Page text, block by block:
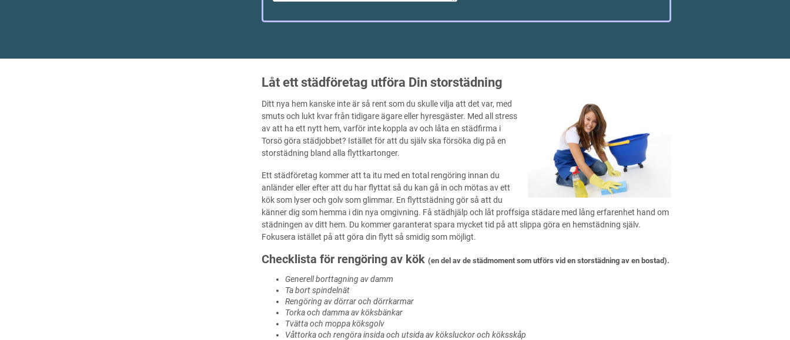
Låt ett städföretag utföra Din storstädning
Ditt nya hem kanske inte är så rent som du skulle vilja att det var, med
smuts och lukt kvar från tidigare ägare eller hyresgäster. Med all stress
av att ha ett nytt hem, varför inte koppla av och låta en städfirma i
Torsö göra städjobbet? Istället för att du själv ska försöka dig på en
storstädning bland alla flyttkartonger.
Ett städföretag kommer att ta itu med en total rengöring innan du
anländer eller efter att du har flyttat så du kan gå in och mötas av ett
kök som lyser och golv som glimmar. En flyttstädning gör så att du
känner dig som hemma i din nya omgivning. Få städhjälp och låt proffsiga städare med lång erfarenhet hand om
städningen av ditt hem. Du kommer garanterat spara mycket tid på att slippa göra en hemstädning själv.
Fokusera istället på att göra din flytt så smidig som möjligt.
Checklista för rengöring av kök (en del av de städmoment som utförs vid en storstädning av en bostad).
Generell borttagning av damm
Ta bort spindelnät
Rengöring av dörrar och dörrkarmar
Torka och damma av köksbänkar
Tvätta och moppa köksgolv
Våttorka och rengöra insida och utsida av köksluckor och köksskåp